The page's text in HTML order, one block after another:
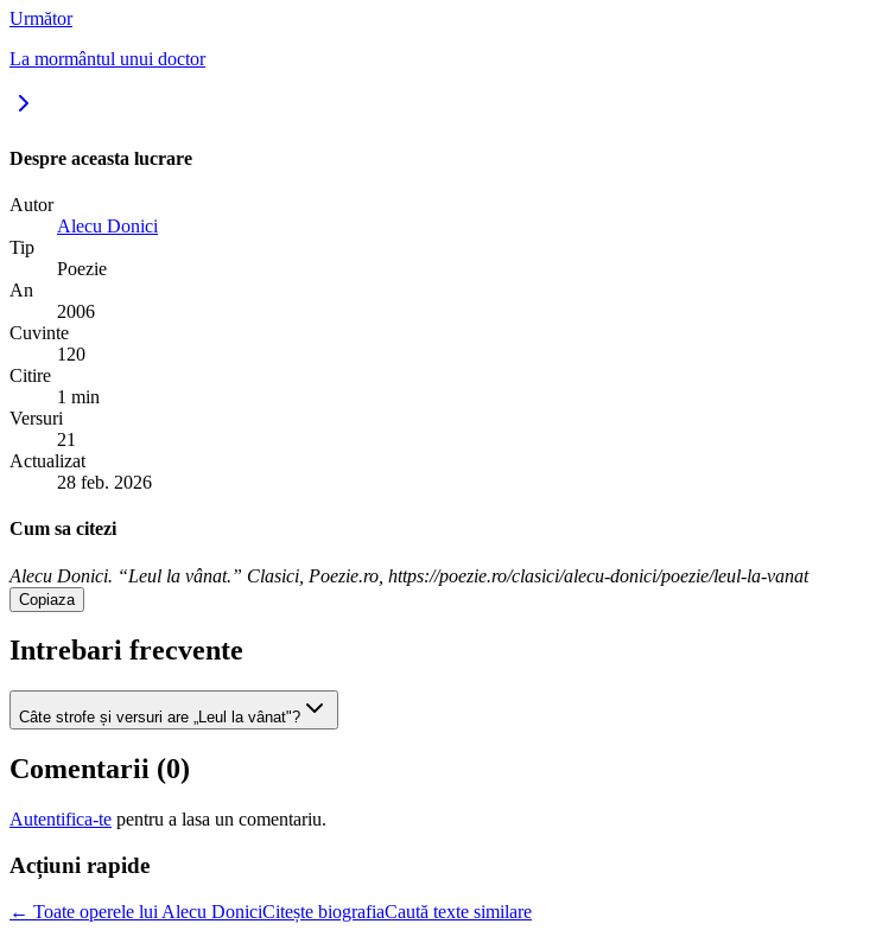
Următor
La mormântul unui doctor
Despre aceasta lucrare
Autor
Alecu Donici
Tip
Poezie
An
2006
Cuvinte
120
Citire
1 min
Versuri
21
Actualizat
28 feb. 2026
Cum sa citezi
Alecu Donici. “Leul la vânat.” Clasici, Poezie.ro, https://poezie.ro/clasici/alecu-donici/poezie/leul-la-vanat
Copiaza
Intrebari frecvente
Câte strofe și versuri are „Leul la vânat"?
Comentarii (0)
Autentifica-te pentru a lasa un comentariu.
Acțiuni rapide
← Toate operele lui Alecu DoniciCitește biografiaCaută texte similare